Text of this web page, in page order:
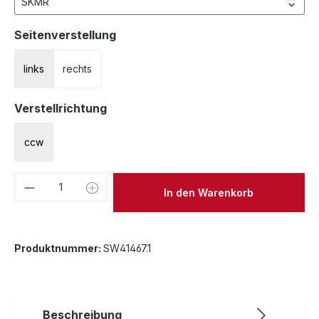
Seitenverstellungauswählen
links rechts
Verstellrichtungauswählen
ccw
Produkt Anzahl: Gib denIn den Warenkorb
Produktnummer: SW41467.1
Beschreibung